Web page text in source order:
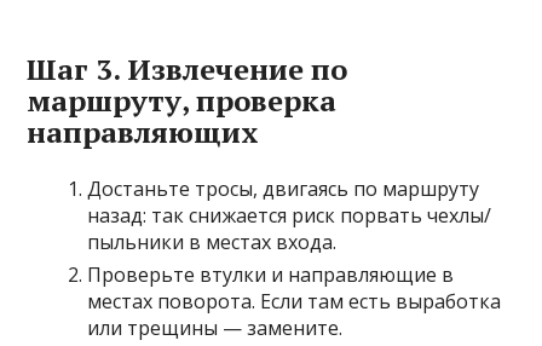
Шаг 3. Извлечение по
маршруту, проверка
направляющих
Достаньте тросы, двигаясь по маршруту
назад: так снижается риск порвать чехлы/
пыльники в местах входа.
Проверьте втулки и направляющие в
местах поворота. Если там есть выработка
или трещины — замените.